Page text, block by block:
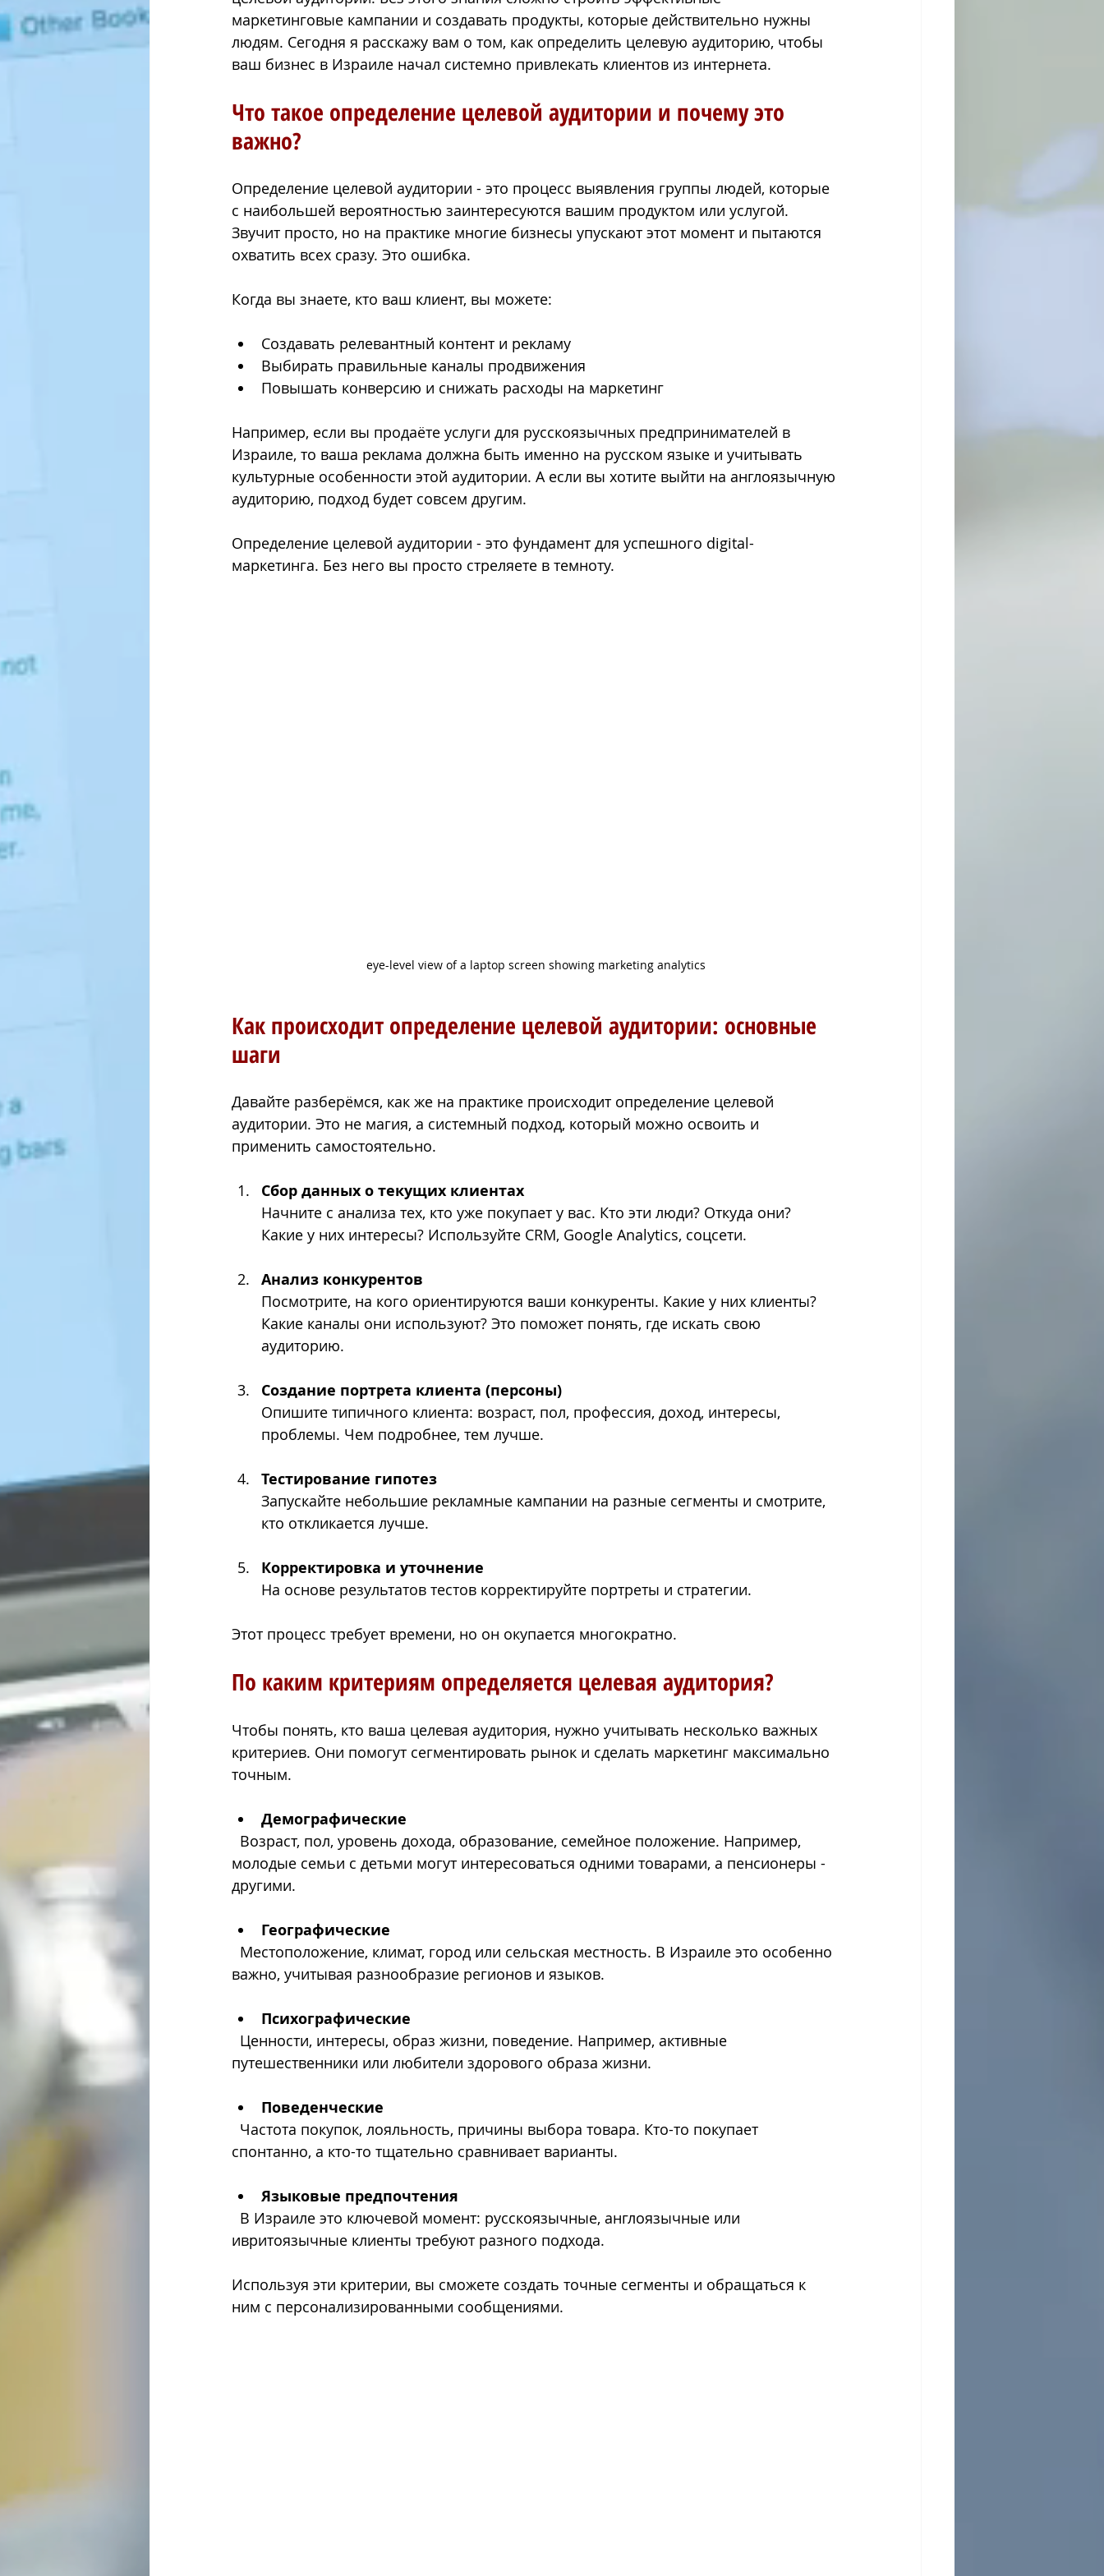
אסטרטגיות שיווק ניהול דפי פייסבוק ניהול דפי אינסטגרם מיתוג עסקי פיתוח מותג
אופטימיזציה להגדלת מכירות
маркетинговые кампании и создавать продукты, которые действительно нужны
людям. Сегодня я расскажу вам о том, как определить целевую аудиторию, чтобы
ваш бизнес в Израиле начал системно привлекать клиентов из интернета.
Что такое определение целевой аудитории и почему это
важно?
Определение целевой аудитории - это процесс выявления группы людей, которые
с наибольшей вероятностью заинтересуются вашим продуктом или услугой.
Звучит просто, но на практике многие бизнесы упускают этот момент и пытаются
охватить всех сразу. Это ошибка.
Когда вы знаете, кто ваш клиент, вы можете:
Создавать релевантный контент и рекламу
Выбирать правильные каналы продвижения
Повышать конверсию и снижать расходы на маркетинг
Например, если вы продаёте услуги для русскоязычных предпринимателей в
Израиле, то ваша реклама должна быть именно на русском языке и учитывать
культурные особенности этой аудитории. А если вы хотите выйти на англоязычную
аудиторию, подход будет совсем другим.
Определение целевой аудитории - это фундамент для успешного digital-
маркетинга. Без него вы просто стреляете в темноту.
eye-level view of a laptop screen showing marketing analytics
Как происходит определение целевой аудитории: основные
шаги
Давайте разберёмся, как же на практике происходит определение целевой
аудитории. Это не магия, а системный подход, который можно освоить и
применить самостоятельно.
Сбор данных о текущих клиентах
Начните с анализа тех, кто уже покупает у вас. Кто эти люди? Откуда они?
Какие у них интересы? Используйте CRM, Google Analytics, соцсети.
Анализ конкурентов
Посмотрите, на кого ориентируются ваши конкуренты. Какие у них клиенты?
Какие каналы они используют? Это поможет понять, где искать свою
аудиторию.
Создание портрета клиента (персоны)
Опишите типичного клиента: возраст, пол, профессия, доход, интересы,
проблемы. Чем подробнее, тем лучше.
Тестирование гипотез
Запускайте небольшие рекламные кампании на разные сегменты и смотрите,
кто откликается лучше.
Корректировка и уточнение
На основе результатов тестов корректируйте портреты и стратегии.
Этот процесс требует времени, но он окупается многократно.
По каким критериям определяется целевая аудитория?
Чтобы понять, кто ваша целевая аудитория, нужно учитывать несколько важных
критериев. Они помогут сегментировать рынок и сделать маркетинг максимально
точным.
Демографические
молодые семьи с детьми могут интересоваться одними товарами, а пенсионеры -
другими.
Географические
важно, учитывая разнообразие регионов и языков.
Психографические
путешественники или любители здорового образа жизни.
Поведенческие
спонтанно, а кто-то тщательно сравнивает варианты.
Языковые предпочтения
ивритоязычные клиенты требуют разного подхода.
Используя эти критерии, вы сможете создать точные сегменты и обращаться к
ним с персонализированными сообщениями.